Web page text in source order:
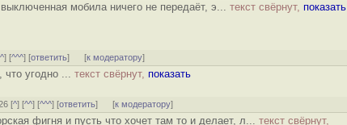
мобила ничего не передаёт, э... текст свёрнут, показать
] [^^^] [ответить] [к модератору]
что угодно ... текст свёрнут, показать
[^] [^^] [^^^] [ответить] [к модератору]
фигня и пусть что хочет там то и делает, л... текст свёрнут,